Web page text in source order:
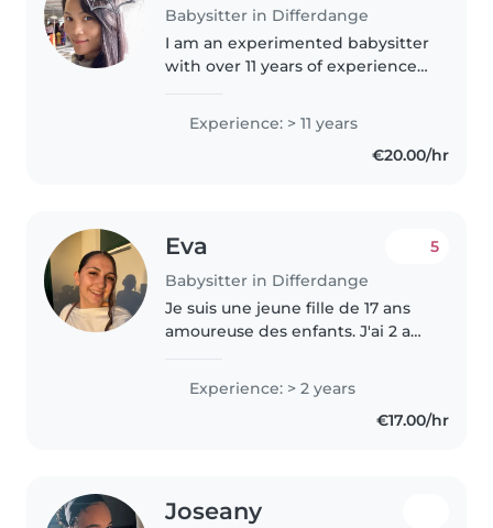
Babysitter in Differdange
I am an experimented babysitter
with over 11 years of experience
ages, from babies to teenagers.
Responsible, funny and patient, I
Experience: > 11 years
€20.00/hr
Eva
Babysitter in Differdange
5
Je suis une jeune fille de 17 ans
amoureuse des enfants. J'ai 2 ans
bébés, de jeunes enfants,
d'enfants d'âge préscolaire et
d'écoles. Je parle couramment..
Experience: > 2 years
€17.00/hr
Joseany